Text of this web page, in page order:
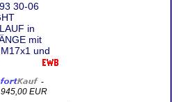
30-06
in
mit
und
-
945,00 EUR